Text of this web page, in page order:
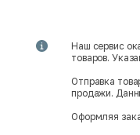
Наш сервис
товаров.
Отправка
продажи.
Оформляя